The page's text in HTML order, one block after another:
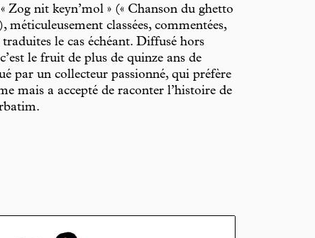
Zog nit keyn’mol » (« Chanson du ghetto
méticuleusement classées, commentées,
traduites le cas échéant. Diffusé hors
le fruit de plus de quinze ans de
par un collecteur passionné, qui préfère
mais a accepté de raconter l’histoire de